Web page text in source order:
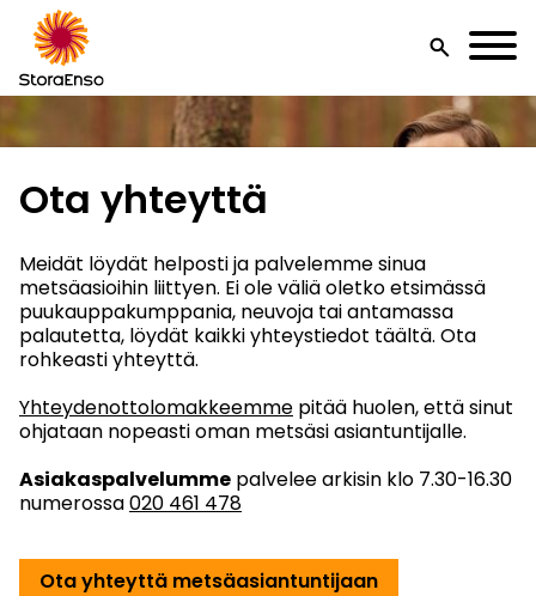
search
Ota yhteyttä
Meidät löydät helposti ja palvelemme sinua
metsäasioihin liittyen. Ei ole väliä oletko etsimässä
puukauppakumppania, neuvoja tai antamassa
palautetta, löydät kaikki yhteystiedot täältä. Ota
rohkeasti yhteyttä.
Yhteydenottolomakkeemme pitää huolen, että sinut
ohjataan nopeasti oman metsäsi asiantuntijalle.
Asiakaspalvelumme palvelee arkisin klo 7.30-16.30
numerossa020 461 478
Ota yhteyttä metsäasiantuntijaan